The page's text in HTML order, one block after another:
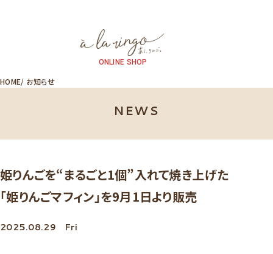
ONLINE SHOP
HOME お知らせ
NEWS
姫りんごを“まるごと1個”入れて焼き上げた
「姫りんごマフィン」を9月1日より販売
2025.08.29 Fri